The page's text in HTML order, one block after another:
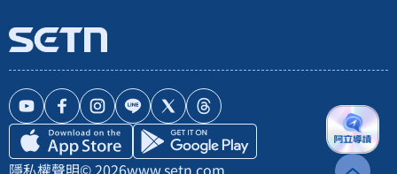
隱私權聲明© 2026www.setn.com